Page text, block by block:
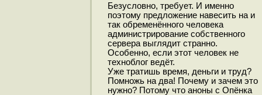
Безусловно, требует. И именно
поэтому предложение навесить на и
так обременённого человека
администрирование собственного
сервера выглядит странно.
Особенно, если этот человек не
техноблог ведёт.
Уже тратишь время, деньги и труд?
Помножь на два! Почему и зачем это
нужно? Потому что аноны с Опёнка